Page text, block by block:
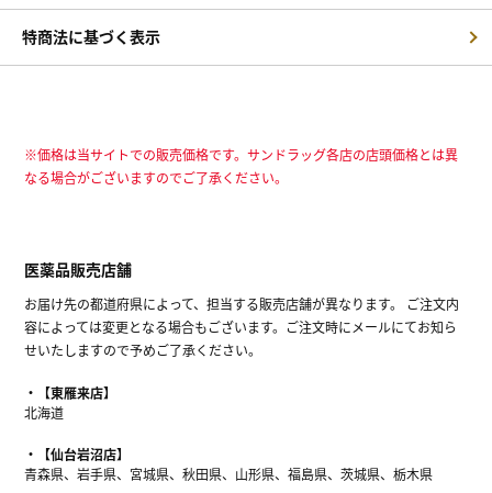
特商法に基づく表示
※価格は当サイトでの販売価格です。サンドラッグ各店の店頭価格とは異
なる場合がございますのでご了承ください。
医薬品販売店舗
お届け先の都道府県によって、担当する販売店舗が異なります。 ご注文内
容によっては変更となる場合もございます。ご注文時にメールにてお知ら
せいたしますので予めご了承ください。
【東雁来店】
北海道
【仙台岩沼店】
青森県、岩手県、宮城県、秋田県、山形県、福島県、茨城県、栃木県